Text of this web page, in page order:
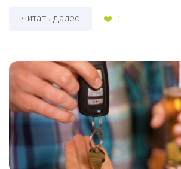
Читать далее 1